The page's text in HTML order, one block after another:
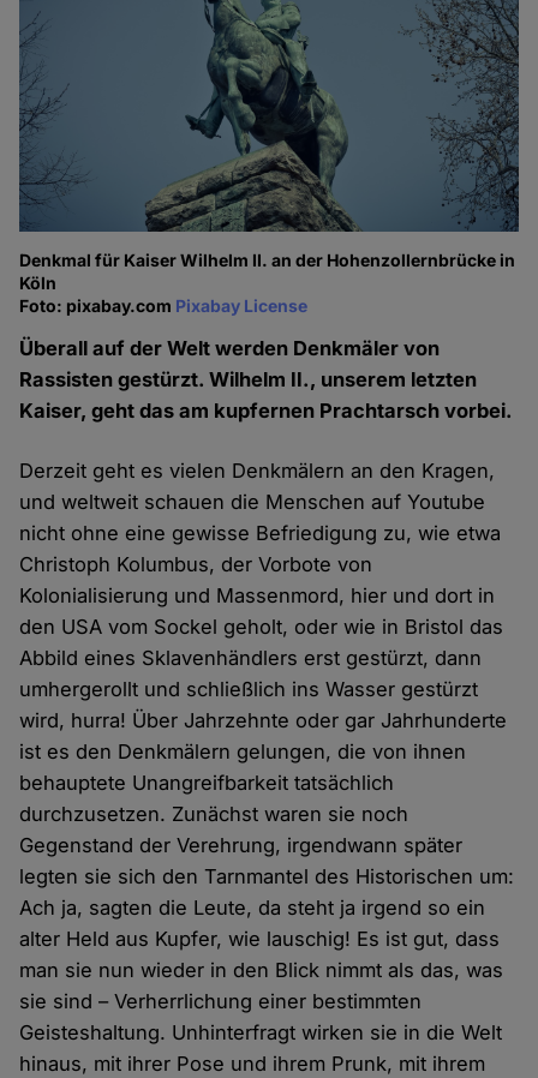
Denkmal für Kaiser Wilhelm II. an der Hohenzollernbrücke in
Köln
Foto: pixabay.com Pixabay License
Überall auf der Welt werden Denkmäler von
Rassisten gestürzt. Wilhelm II., unserem letzten
Kaiser, geht das am kupfernen Prachtarsch vorbei.
Derzeit geht es vielen Denkmälern an den Kragen,
und weltweit schauen die Menschen auf Youtube
nicht ohne eine gewisse Befriedigung zu, wie etwa
Christoph Kolumbus, der Vorbote von
Kolonialisierung und Massenmord, hier und dort in
den USA vom Sockel geholt, oder wie in Bristol das
Abbild eines Sklavenhändlers erst gestürzt, dann
umhergerollt und schließlich ins Wasser gestürzt
wird, hurra! Über Jahrzehnte oder gar Jahrhunderte
ist es den Denkmälern gelungen, die von ihnen
behauptete Unangreifbarkeit tatsächlich
durchzusetzen. Zunächst waren sie noch
Gegenstand der Verehrung, irgendwann später
legten sie sich den Tarnmantel des Historischen um:
Ach ja, sagten die Leute, da steht ja irgend so ein
alter Held aus Kupfer, wie lauschig! Es ist gut, dass
man sie nun wieder in den Blick nimmt als das, was
sie sind – Verherrlichung einer bestimmten
Geisteshaltung. Unhinterfragt wirken sie in die Welt
hinaus, mit ihrer Pose und ihrem Prunk, mit ihrem